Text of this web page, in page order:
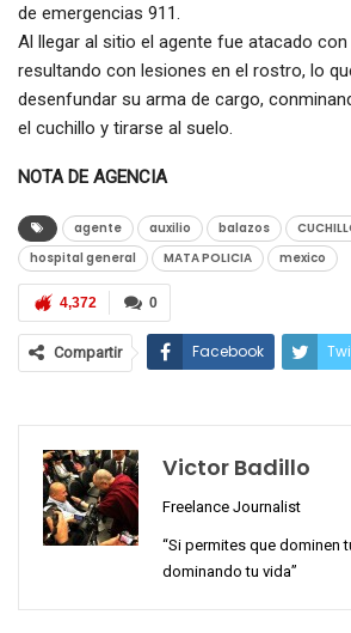
de emergencias 911.
Al llegar al sitio el agente fue atacado
resultando con lesiones en el rostro, lo
desenfundar su arma de cargo,
el cuchillo y tirarse al suelo.
NOTA DE AGENCIA
agente auxilio balazos
hospital general
MATA POLICIA mexico
0
4,372
Compartir Facebook
Victor Badillo
Freelance Journalist
“Si permites que dominen
dominando tu vida”